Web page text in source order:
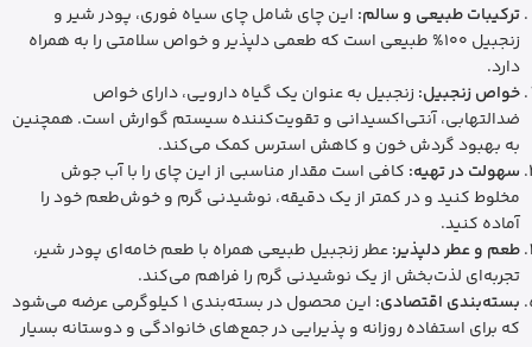
ترکیبات طبیعی و سالم: این چای شامل چای سیاه فوری، پودر شیر و
زنجبیل 100% طبیعی است که طعمی دلپذیر و خواص سلامتی را به همراه
دارد.
خواص زنجبیل: زنجبیل به عنوان یک گیاه دارویی، دارای خواص
ضدالتهابی، آنتی‌اکسیدانی و تقویت‌کننده سیستم گوارش است. همچنین
به بهبود گردش خون و کاهش استرس کمک می‌کند.
سهولت در تهیه: کافی است مقدار مناسبی از این چای را با آب جوش
مخلوط کنید و در کمتر از یک دقیقه، نوشیدنی گرم و خوش‌طعم خود را
آماده کنید.
طعم و عطر دلپذیر:عطر زنجبیل طبیعی همراه با طعم خامه‌ای پودر شیر،
تجربه‌ای لذت‌بخش از یک نوشیدنی گرم را فراهم می‌کند.
بسته‌بندی اقتصادی:
این محصول در بسته‌بندی 1 کیلوگرمی عرضه می‌شود
که برای استفاده روزانه و پذیرایی در جمع‌های خانوادگی و دوستانه بسیار